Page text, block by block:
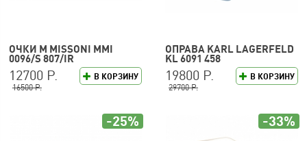
ОЧКИ M MISSONI MMI
0096/S 807/IR
В КОРЗИНУ
12700 Р.
16500 Р.
ОПРАВА KARL LAGERFELD
KL 6091 458
В КОРЗИНУ
19800 Р.
29700 Р.
-25% -33%